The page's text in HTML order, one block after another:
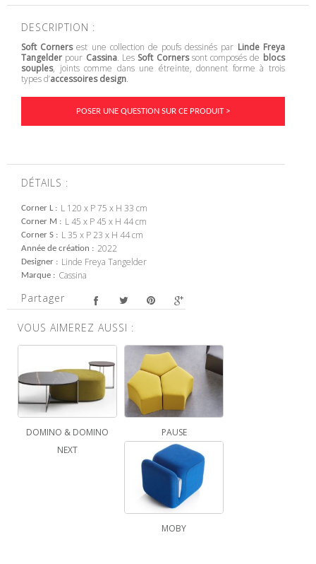
DESCRIPTION :
Soft Cornersest une collection de poufs dessinés par Linde Freya
Tangelder pour Cassina. Les Soft Cornerssont composés de blocs
souples, joints comme dans une étreinte, donnent forme à trois
types d’accessoires design.
POSER UNE QUESTION SUR CE PRODUIT >
DÉTAILS :
Corner L L 120 x P 75 x H 33 cm
Corner M L 45 x P 45 x H 44 cm
Corner S L 35 x P 23 x H 44 cm
Année de création 2022
Designer Linde Freya Tangelder
Marque Cassina
Partager
VOUS AIMEREZ AUSSI :
DOMINO & DOMINO
NEXT
PAUSE
MOBY